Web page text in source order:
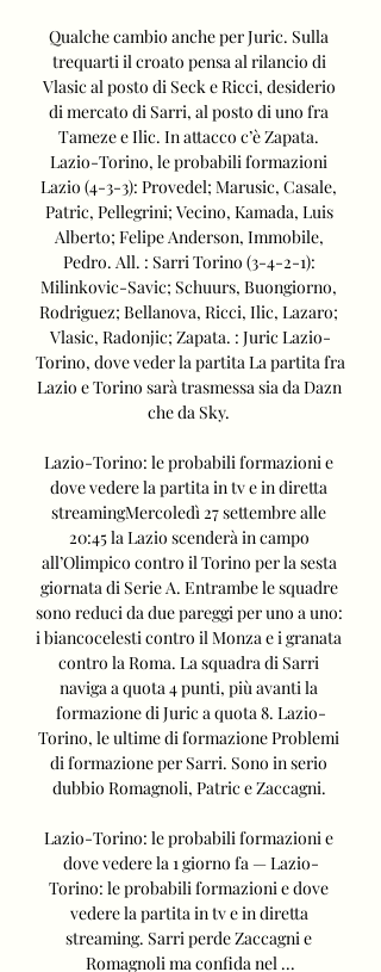
Qualche cambio anche per Juric. Sulla
trequarti il croato pensa al rilancio di
Vlasic al posto di Seck e Ricci, desiderio
di mercato di Sarri, al posto di uno fra
Tameze e Ilic. In attacco c’è Zapata.
Lazio-Torino, le probabili formazioni
Lazio (4-3-3): Provedel; Marusic, Casale,
Patric, Pellegrini; Vecino, Kamada, Luis
Alberto; Felipe Anderson, Immobile,
Pedro. All. : Sarri Torino (3-4-2-1):
Milinkovic-Savic; Schuurs, Buongiorno,
Rodriguez; Bellanova, Ricci, Ilic, Lazaro;
Vlasic, Radonjic; Zapata. : Juric Lazio-
Torino, dove veder la partita La partita fra
Lazio e Torino sarà trasmessa sia da Dazn
che da Sky.
Lazio-Torino: le probabili formazioni e
dove vedere la partita in tv e in diretta
streamingMercoledì 27 settembre alle
20:45 la Lazio scenderà in campo
all’Olimpico contro il Torino per la sesta
giornata di Serie A. Entrambe le squadre
sono reduci da due pareggi per uno a uno:
i biancocelesti contro il Monza e i granata
contro la Roma. La squadra di Sarri
naviga a quota 4 punti, più avanti la
formazione di Juric a quota 8. Lazio-
Torino, le ultime di formazione Problemi
di formazione per Sarri. Sono in serio
dubbio Romagnoli, Patric e Zaccagni.
Lazio-Torino: le probabili formazioni e
dove vedere la 1 giorno fa — Lazio-
Torino: le probabili formazioni e dove
vedere la partita in tv e in diretta
streaming. Sarri perde Zaccagni e
Romagnoli ma confida nel ...